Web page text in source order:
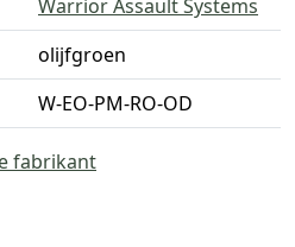
Warrior Assault Systems
olijfgroen
W-EO-PM-RO-OD
fabrikant